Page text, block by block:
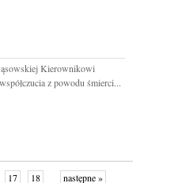
Kierownikowi
z powodu śmierci...
17 18 następne »